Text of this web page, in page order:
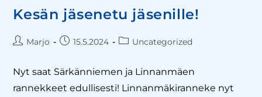
Kesän jäsenetu jäsenille!
Marjo 15.5.2024 Uncategorized
Nyt saat Särkänniemen ja Linnanmäen
rannekkeet edullisesti! Linnanmäkiranneke nyt